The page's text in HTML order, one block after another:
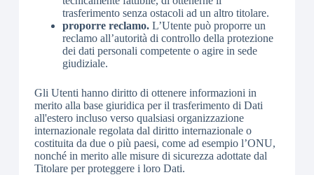
trasferimento senza ostacoli ad un altro titolare.
proporre reclamo. L’Utente può proporre un
reclamo all’autorità di controllo della protezione
dei dati personali competente o agire in sede
giudiziale.
Gli Utenti hanno diritto di ottenere informazioni in
merito alla base giuridica per il trasferimento di Dati
all'estero incluso verso qualsiasi organizzazione
internazionale regolata dal diritto internazionale o
costituita da due o più paesi, come ad esempio l’ONU,
nonché in merito alle misure di sicurezza adottate dal
Titolare per proteggere i loro Dati.